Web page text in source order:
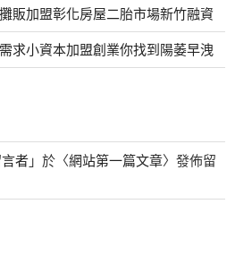
販加盟彰化房屋二胎市場新竹融資
求小資本加盟創業你找到陽萎早洩
者」於〈網站第一篇文章〉發佈留